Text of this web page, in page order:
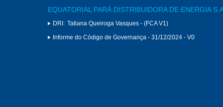
EQUATORIAL PARÁ DISTRIBUIDORA DE ENERGIA
DRI: Tatiana Queiroga Vasques - (FCA V1)
Informe do Código de Governança - 31/12/2024 - V0